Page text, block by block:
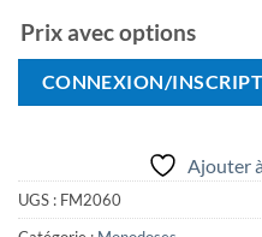
Prix avec options
CONNEXION/
Ajouter
UGS : FM2060